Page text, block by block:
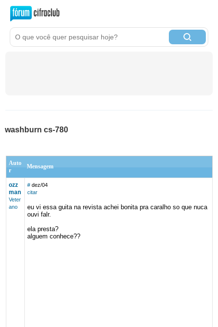
washburn cs-780
Auto
r
Mensagem
ozz
man
Veter
ano
# dez/04
citar
eu vi essa guita na revista achei bonita pra caralho so que nuca
ouvi falr.
ela presta?
alguem conhece??